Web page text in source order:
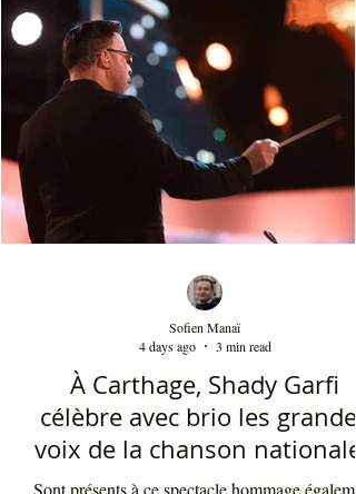
gradins, dans un temps d'été très humide, les
présents sont le plus souvent des
qui sont venus se rappeler des années 80 et
90 où la culture italienne dominait le paysage
télévisuel tunisien. Conduit par l'énergique
d'orch
À Carthage, Shady Garfi
célèbre avec brio les grandes
Sofien Manaï
4 days ago
3 min read